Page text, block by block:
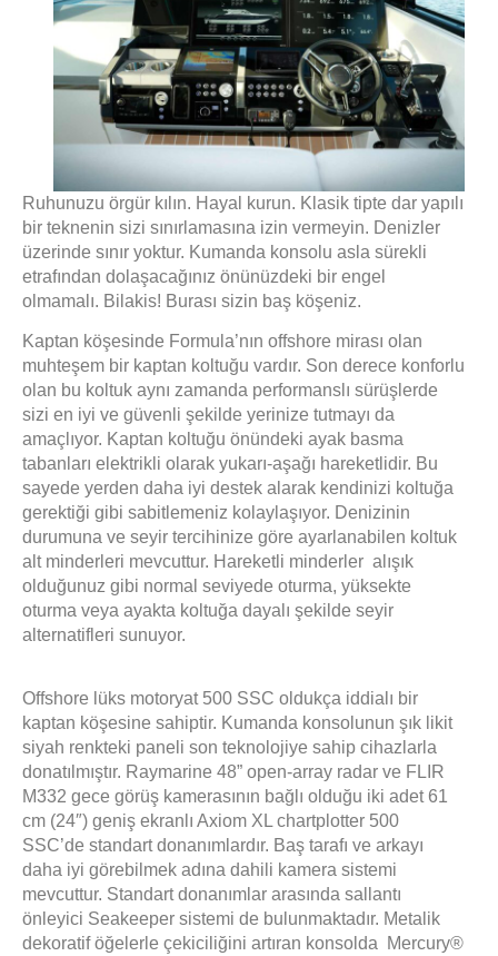
Ruhunuzu örgür kılın. Hayal kurun. Klasik tipte dar yapılı
bir teknenin sizi sınırlamasına izin vermeyin. Denizler
üzerinde sınır yoktur. Kumanda konsolu asla sürekli
etrafından dolaşacağınız önünüzdeki bir engel
olmamalı. Bilakis! Burası sizin baş köşeniz.
Kaptan köşesinde Formula’nın offshore mirası olan
muhteşem bir kaptan koltuğu vardır. Son derece konforlu
olan bu koltuk aynı zamanda performanslı sürüşlerde
sizi en iyi ve güvenli şekilde yerinize tutmayı da
amaçlıyor. Kaptan koltuğu önündeki ayak basma
tabanları elektrikli olarak yukarı-aşağı hareketlidir. Bu
sayede yerden daha iyi destek alarak kendinizi koltuğa
gerektiği gibi sabitlemeniz kolaylaşıyor. Denizinin
durumuna ve seyir tercihinize göre ayarlanabilen koltuk
alt minderleri mevcuttur. Hareketli minderler alışık
olduğunuz gibi normal seviyede oturma, yüksekte
oturma veya ayakta koltuğa dayalı şekilde seyir
alternatifleri sunuyor.
Offshore lüks motoryat 500 SSC oldukça iddialı bir
kaptan köşesine sahiptir. Kumanda konsolunun şık likit
siyah renkteki paneli son teknolojiye sahip cihazlarla
donatılmıştır. Raymarine 48” open-array radar ve FLIR
M332 gece görüş kamerasının bağlı olduğu iki adet 61
cm (24″) geniş ekranlı Axiom XL chartplotter 500
SSC’de standart donanımlardır. Baş tarafı ve arkayı
daha iyi görebilmek adına dahili kamera sistemi
mevcuttur. Standart donanımlar arasında sallantı
önleyici Seakeeper sistemi de bulunmaktadır. Metalik
dekoratif öğelerle çekiciliğini artıran konsolda Mercury®